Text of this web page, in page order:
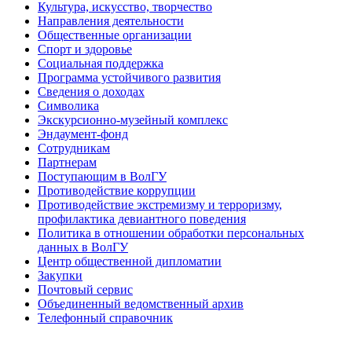
Культура, искусство, творчество
Направления деятельности
Общественные организации
Спорт и здоровье
Социальная поддержка
Программа устойчивого развития
Сведения о доходах
Символика
Экскурсионно-музейный комплекс
Эндаумент-фонд
Сотрудникам
Партнерам
Поступающим в ВолГУ
Противодействие коррупции
Противодействие экстремизму и терроризму,
профилактика девиантного поведения
Политика в отношении обработки персональных
данных в ВолГУ
Центр общественной дипломатии
Закупки
Почтовый сервис
Объединенный ведомственный архив
Телефонный справочник